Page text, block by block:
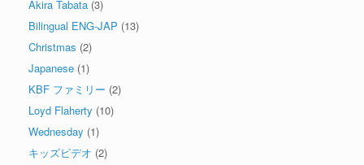
Akira Tabata (3)
Bilingual ENG-JAP (13)
Christmas (2)
Japanese (1)
KBF ファミリー (2)
Loyd Flaherty (10)
Wednesday (1)
キッズビデオ (2)